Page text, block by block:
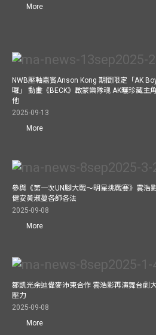
More
NWB壓軸嘉賓Anson Kong 期間限定「AK
囉」 動畫《BECK》啟蒙樂隊魂 AK曬珍藏主
他
2025-09-13
More
參與《第一次UN腳大戰～明星挑戰賽》雲浩
健安黃淑蔓各師各法
2025-09-08
More
鄒凱光余迪偉麥沛東合作 雲浩影再演舞台劇
壓力
2025-09-08
More